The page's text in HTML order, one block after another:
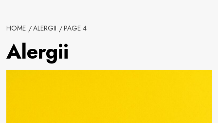
HOME ALERGII PAGE 4
Alergii